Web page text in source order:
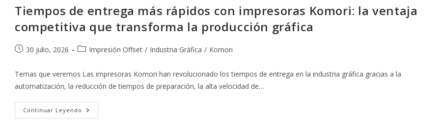
Tiempos de entrega más rápidos con impresoras Komori: la ventaja
competitiva que transforma la producción gráfica
Publicación
entrada:
30 julio, 2026
Categoría
entrada:
Impresión Offset / Industria Gráfica / Komori
Temas que veremos Las impresoras Komori han revolucionado los tiempos de entrega en la industria gráfica gracias a la
automatización, la reducción de tiempos de preparación, la alta velocidad de…
Continuar Leyendo Tiempos
De